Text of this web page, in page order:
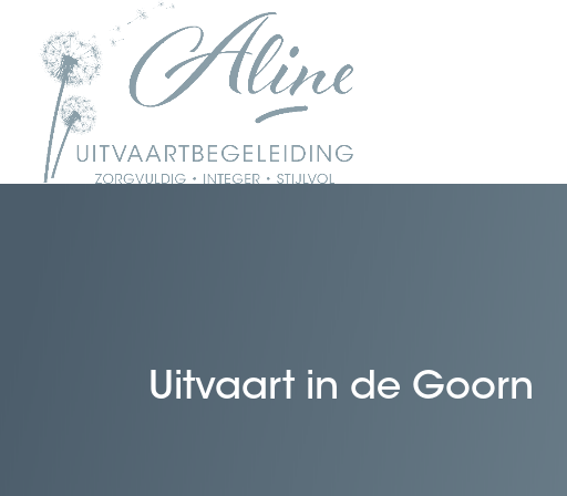
Uitvaart in de Goorn